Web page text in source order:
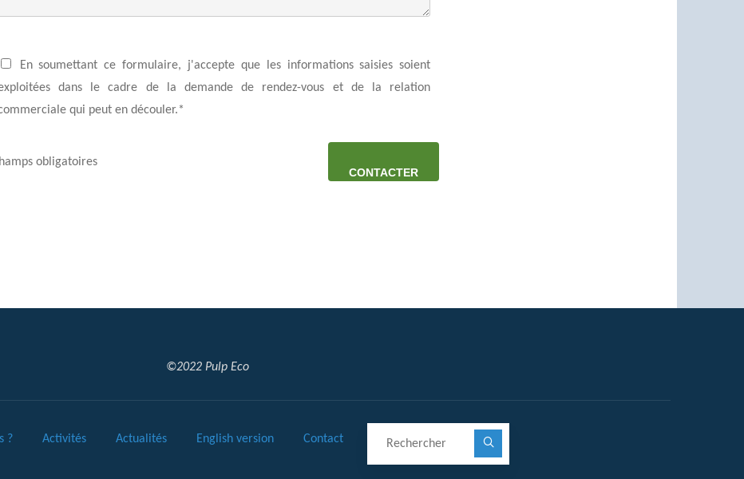
En soumettant ce formulaire, j'accepte que les informations saisies soient
dans le cadre de la demande de rendez-vous et de la relation
qui peut en découler.*
CONTACTER
obligatoires
©2022 Pulp Eco
? Activités Actualités English version Contact